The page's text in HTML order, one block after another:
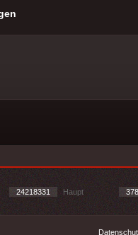
24218331 Haupt